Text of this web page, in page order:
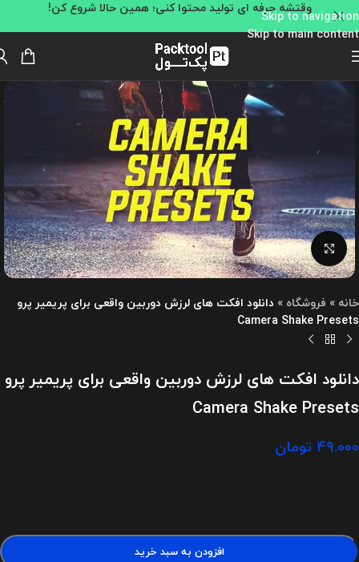
Skip to navigation
Skip to main content
وقتشه حرفه ای تولید محتوا کنی؛ همین حالا شروع کن!
بزرگنمایی تصویر
خانه » فروشگاه » دانلود افکت های لرزش دوربین واقعی برای پریمیر پرو
Camera Shake Presets
دانلود افکت های لرزش دوربین واقعی برای پریمیر پرو
Camera Shake Presets
۴۹.۰۰۰ تومان
افزودن به سبد خرید